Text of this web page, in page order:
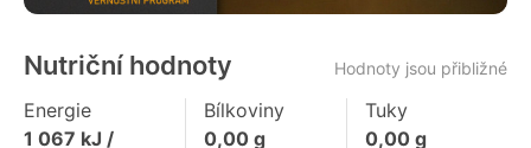
Nutriční hodnoty Hodnoty jsou přibližné
Energie
1 067 kJ /
Bílkoviny
0,00g
Tuky
0,00g